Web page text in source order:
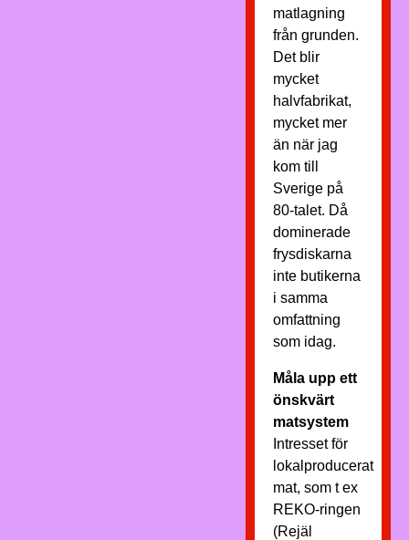
matlagning
från grunden.
Det blir
mycket
halvfabrikat,
mycket mer
än när jag
kom till
Sverige på
80-talet. Då
dominerade
frysdiskarna
inte butikerna
i samma
omfattning
som idag.
Måla upp ett
önskvärt
matsystem
Intresset för
lokalproducerat
mat, som t ex
REKO-ringen
(Rejäl